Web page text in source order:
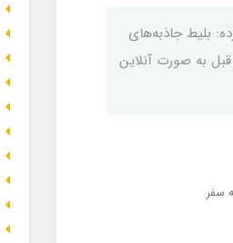
بلیط‌ جاذبه‌های
به صورت آنلاین
سفر